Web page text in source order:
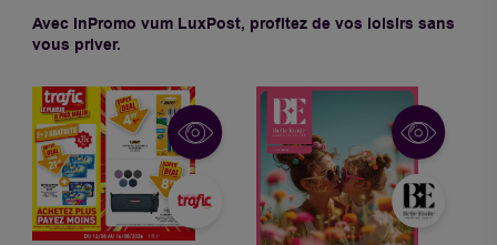
Avec InPromo vum LuxPost, profitez de vos loisirs sans
vous priver.